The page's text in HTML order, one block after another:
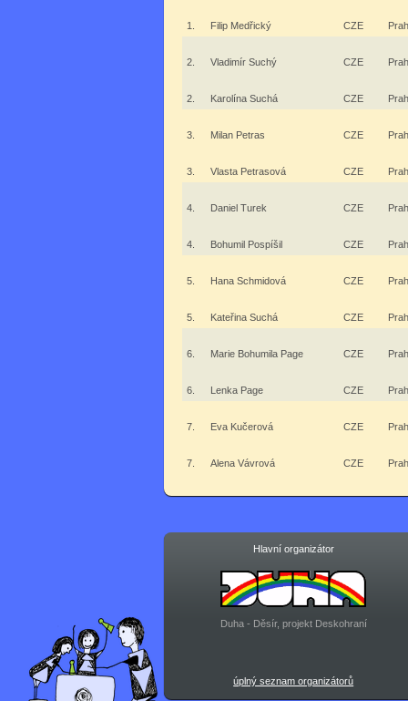
1. Filip Medřický CZE
2. Vladimír Suchý CZE
2. Karolína Suchá CZE
3. Milan Petras CZE
3. Vlasta Petrasová CZE
4. Daniel Turek CZE
4. Bohumil Pospíšil CZE
5. Hana Schmidová CZE
5. Kateřina Suchá CZE
6. Marie Bohumila Page CZE
6. Lenka Page CZE
7. Eva Kučerová CZE
7. Alena Vávrová CZE
Hlavní organizátor
Duha - Děsír, projekt Deskohraní
úplný seznam organizátorů